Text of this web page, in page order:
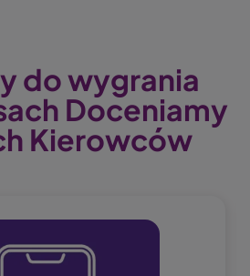
do wygrania
Doceniamy
Kierowców